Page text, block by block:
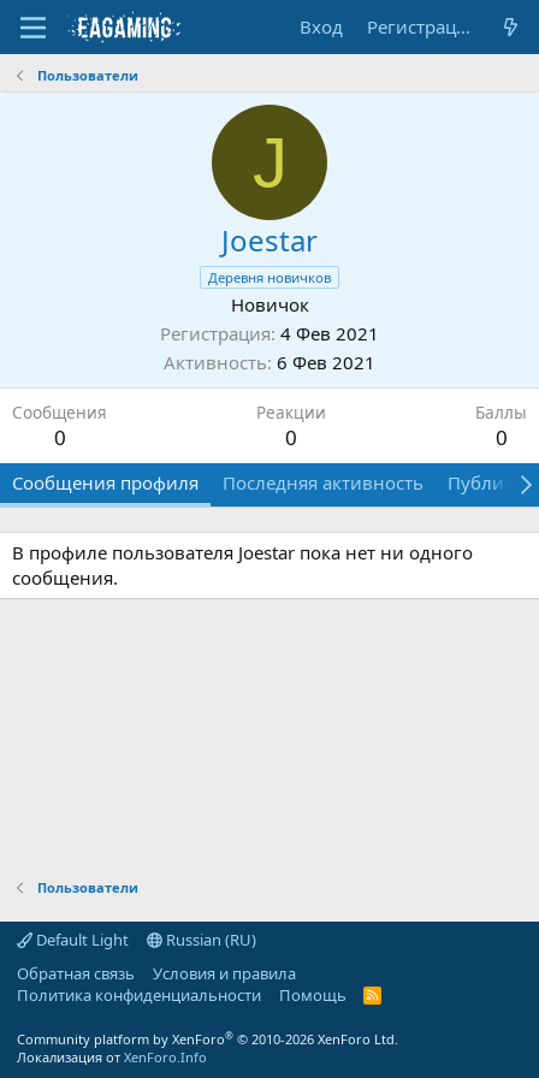
Вход Регистрация
Пользователи
J
Joestar
Деревня новичков
Новичок
Регистрация 4 Фев 2021
Активность 6 Фев 2021
Сообщения
0
Реакции
0
Баллы
0
Сообщения профиля Последняя активность
В профиле пользователя Joestar пока нет ни одного
сообщения.
Пользователи
Default Light
Russian (RU)
Обратная связь
Условия и правила
Политика конфиденциальности
Помощь
R
Community platform by XenForo® © 2010-2026 XenForo Ltd.
Локализация от XenForo.Info